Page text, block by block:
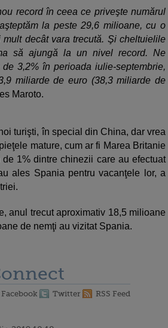
record în ceea ce priveşte numărul
la peste 29,6 milioane, cu o
decât vara trecută. Şi cheltuielile
să ajungă la un nivel record. Ne
3,2% în perioada iulie-septembrie,
miliarde de euro (38,3 miliarde de
Maroto.
turişti, în special din China, dar vrea
mature, cum ar fi Marea Britanie
1% dintre chinezii care au efectuat
ales Spania pentru vacanţele lor, a
anul trecut aproximativ 18,5 milioane
de nemţi au vizitat Spania.
Facebook Twitter RSS Feed